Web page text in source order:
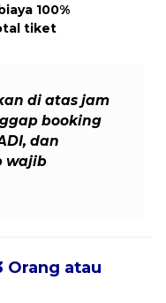
100%
tiket
di atas jam
booking
, dan
wajib
Orang atau